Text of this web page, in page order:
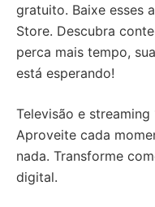
gratuito. Baixe esses
Store. Descubra
perca mais tempo,
está esperando!
Televisão e
Aproveite cada
nada. Transforme
digital.